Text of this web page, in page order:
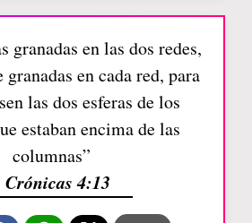
granadas en las dos redes,
en cada red, para
las dos esferas de los
estaban encima de las
columnas”
Crónicas 4:13